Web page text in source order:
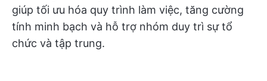
giúp tối ưu hóa quy trình làm việc, tăng cường
tính minh bạch và hỗ trợ nhóm duy trì sự tổ
chức và tập trung.